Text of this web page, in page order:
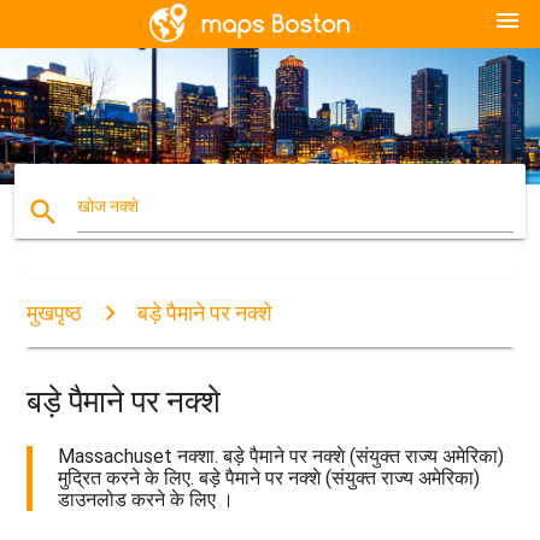
menu
search खोज नक्शे
मुखपृष्ठ बड़े पैमाने पर नक्शे
बड़े पैमाने पर नक्शे
Massachuset नक्शा. बड़े पैमाने पर नक्शे (संयुक्त राज्य अमेरिका)
मुद्रित करने के लिए. बड़े पैमाने पर नक्शे (संयुक्त राज्य अमेरिका)
डाउनलोड करने के लिए ।